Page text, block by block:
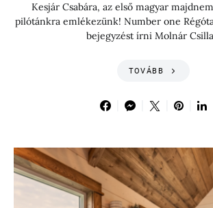
Kesjár Csabára, az első magyar
pilótánkra emlékezünk! Number one
bejegyzést írni Molnár
TOVÁBB